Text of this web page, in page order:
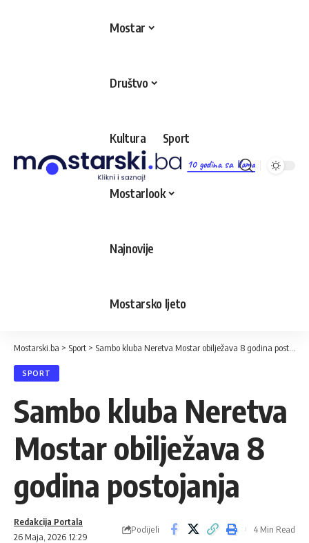
10 godina sa Vama
Mostar
Društvo
Kultura Sport
Mostarlook
Najnovije
Mostarsko ljeto
Mostarski.ba > Sport > Sambo kluba Neretva Mostar obilježava 8 godina postojanja
SPORT
Sambo kluba Neretva
Mostar obilježava 8
godina postojanja
26 Maja, 2026 12:29
Redakcija Portala
Podijeli 4 Min Read